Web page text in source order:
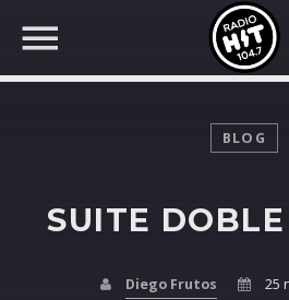
BLOG
SUITE
Diego Frutos 25